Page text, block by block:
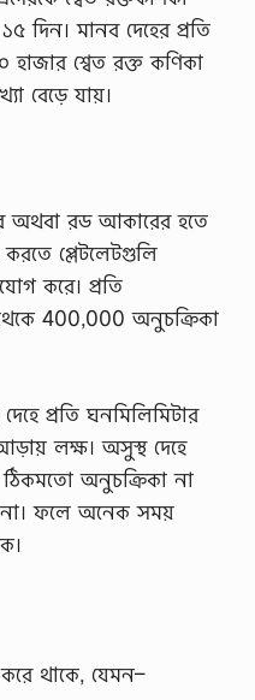
মানব দেহের প্রতি
হাজার শ্বেত রক্ত কণিকা
বেড়ে যায়।
অথবা রড আকারের হতে
করতে প্লেটলেটগুলি
করে। প্রতি
400,000 অনুচক্রিকা
প্রতি ঘনমিলিমিটার
লক্ষ। অসুস্থ দেহে
অনুচক্রিকা না
না। ফলে অনেক সময়
থাকে, যেমন–